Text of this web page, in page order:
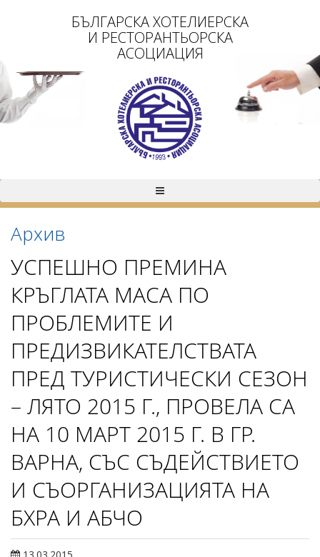
БЪЛГАРСКА ХОТЕЛИЕРСКА
И РЕСТОРАНТЬОРСКА
АСОЦИАЦИЯ
Архив
УСПЕШНО ПРЕМИНА
КРЪГЛАТА МАСА ПО
ПРОБЛЕМИТЕ И
ПРЕДИЗВИКАТЕЛСТВАТА
ПРЕД ТУРИСТИЧЕСКИ СЕЗОН
– ЛЯТО 2015 Г., ПРОВЕЛА СА
НА 10 МАРТ 2015 Г. В ГР.
ВАРНА, СЪС СЪДЕЙСТВИЕТО
И СЪОРГАНИЗАЦИЯТА НА
БХРА И АБЧО